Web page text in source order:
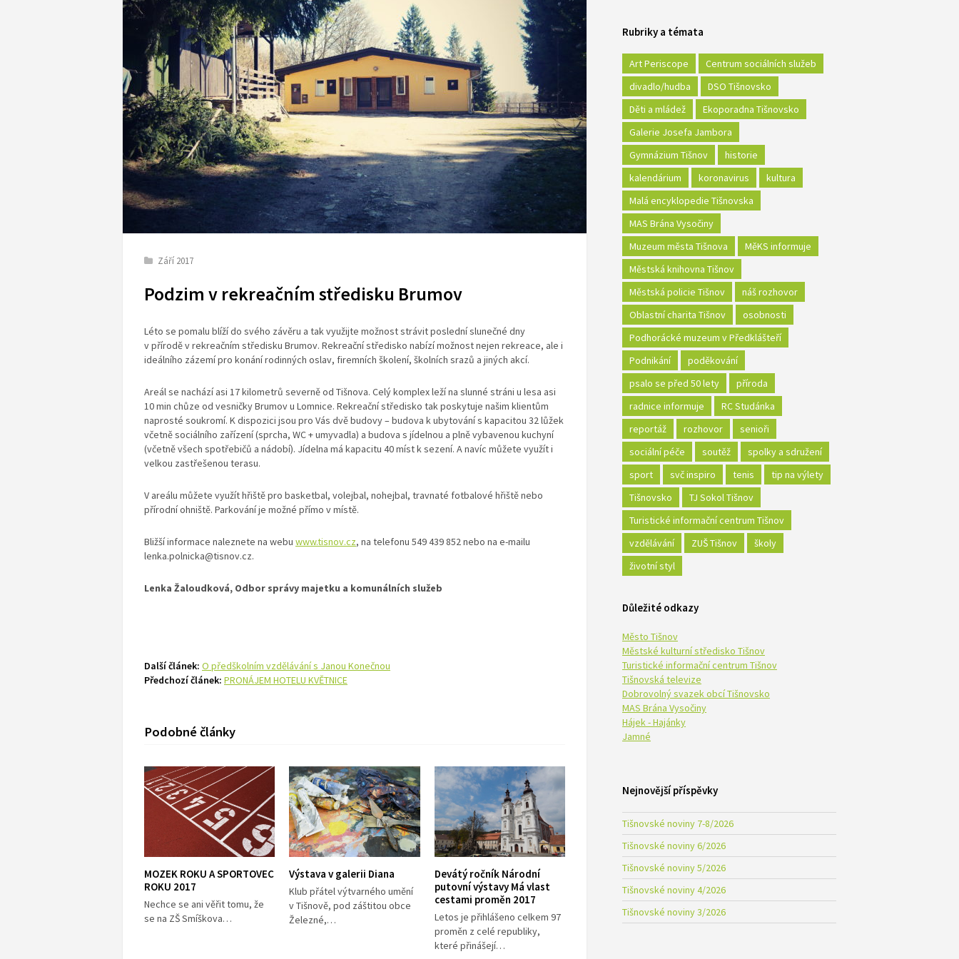
Září 2017
Podzim v rekreačním středisku Brumov
Léto se pomalu blíží do svého závěru a tak využijte možnost strávit poslední slunečné dny
v přírodě v rekreačním středisku Brumov. Rekreační středisko nabízí možnost nejen rekreace, ale i
ideálního zázemí pro konání rodinných oslav, firemních školení, školních srazů a jiných akcí.
Areál se nachází asi 17 kilometrů severně od Tišnova. Celý komplex leží na slunné stráni u lesa asi
10 min chůze od vesničky Brumov u Lomnice. Rekreační středisko tak poskytuje našim klientům
naprosté soukromí. K dispozici jsou pro Vás dvě budovy – budova k ubytování s kapacitou 32 lůžek
včetně sociálního zařízení (sprcha, WC + umyvadla) a budova s jídelnou a plně vybavenou kuchyní
(včetně všech spotřebičů a nádobí). Jídelna má kapacitu 40 míst k sezení. A navíc můžete využít i
velkou zastřešenou terasu.
V areálu můžete využít hřiště pro basketbal, volejbal, nohejbal, travnaté fotbalové hřiště nebo
přírodní ohniště. Parkování je možné přímo v místě.
Bližší informace naleznete na webu www.tisnov.cz, na telefonu 549 439 852 nebo na e-mailu
lenka.polnicka@tisnov.cz.
Lenka Žaloudková, Odbor správy majetku a komunálních služeb
Další článek: O předškolním vzdělávání s Janou Konečnou
Předchozí článek: PRONÁJEM HOTELU KVĚTNICE
Podobné články
MOZEK ROKU A SPORTOVEC
ROKU 2017
Nechce se ani věřit tomu, že
se na ZŠ Smíškova…
Výstava v galerii Diana
Klub přátel výtvarného umění
v Tišnově, pod záštitou obce
Železné,…
Devátý ročník Národní
putovní výstavy Má vlast
cestami proměn 2017
Letos je přihlášeno celkem 97
proměn z celé republiky,
které přinášejí…
Rubriky a témata
Art Periscope
Centrum sociálních služeb
divadlo/hudba
DSO Tišnovsko
Děti a mládež
Ekoporadna Tišnovsko
Galerie Josefa Jambora
Gymnázium Tišnov
historie
kalendárium
koronavirus
kultura
Malá encyklopedie Tišnovska
MAS Brána Vysočiny
Muzeum města Tišnova
MěKS informuje
Městská knihovna Tišnov
Městská policie Tišnov
náš rozhovor
Oblastní charita Tišnov
osobnosti
Podhorácké muzeum v Předklášteří
Podnikání
poděkování
psalo se před 50 lety
příroda
radnice informuje
RC Studánka
reportáž
rozhovor
senioři
sociální péče
soutěž
spolky a sdružení
sport
svč inspiro tenis
tip na výlety
Tišnovsko
TJ Sokol Tišnov
Turistické informační centrum Tišnov
vzdělávání
ZUŠ Tišnov
školy
životní styl
Důležité odkazy
Město Tišnov
Městské kulturní středisko Tišnov
Turistické informační centrum Tišnov
Tišnovská televize
Dobrovolný svazek obcí Tišnovsko
MAS Brána Vysočiny
Hájek - Hajánky
Jamné
Nejnovější příspěvky
Tišnovské noviny 7-8/2026
Tišnovské noviny 6/2026
Tišnovské noviny 5/2026
Tišnovské noviny 4/2026
Tišnovské noviny 3/2026